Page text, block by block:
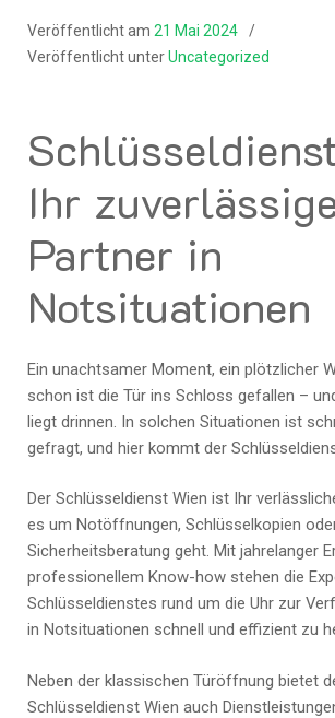
Veröffentlicht am 21 Mai 2024
Veröffentlicht unterUncategorized
Ihr
Partner in
Notsituationen
Ein unachtsamer Moment, ein plötzlicher
schon ist die Tür ins Schloss gefallen –
liegt drinnen. In solchen Situationen ist
gefragt, und hier kommt der
Der Schlüsseldienst Wien ist Ihr
es um Notöffnungen, Schlüsselkopien
Sicherheitsberatung geht. Mit jahrelanger
professionellem Know-how stehen die
Schlüsseldienstes rund um die Uhr zur
in Notsituationen schnell und effizient zu
Neben der klassischen Türöffnung bietet
Schlüsseldienst Wien auch